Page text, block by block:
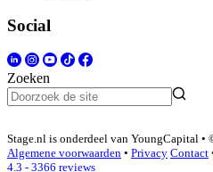
Social
Zoeken
Stage.nl is onderdeel van YoungCapital •
Algemene voorwaarden • Privacy Contact
4.3 - 3366 reviews